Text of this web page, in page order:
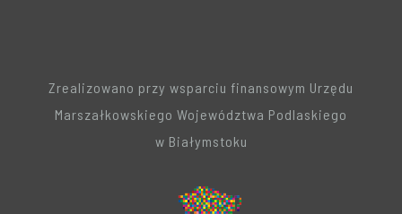
Zrealizowano przy wsparciu finansowym Urzędu
Marszałkowskiego Województwa Podlaskiego
w Białymstoku